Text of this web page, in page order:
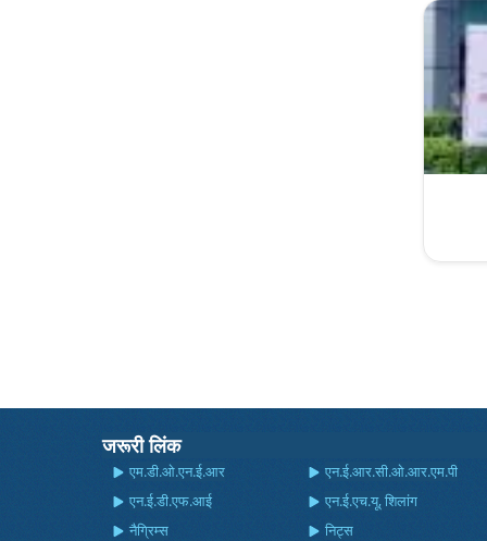
जरूरी लिंक
एम.डी.ओ.एन.ई.आर
एन.ई.आर.सी.ओ.आर.एम.पी
एन.ई.डी.एफ.आई
एन.ई.एच.यू, शिलांग
नैग्रिम्स
निट्स